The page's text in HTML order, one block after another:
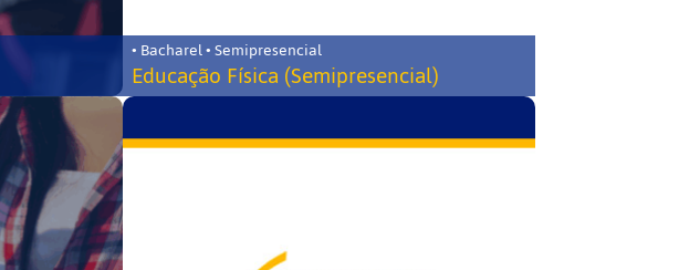
• Bacharel • Semipresencial
Educação Física (Semipresencial)